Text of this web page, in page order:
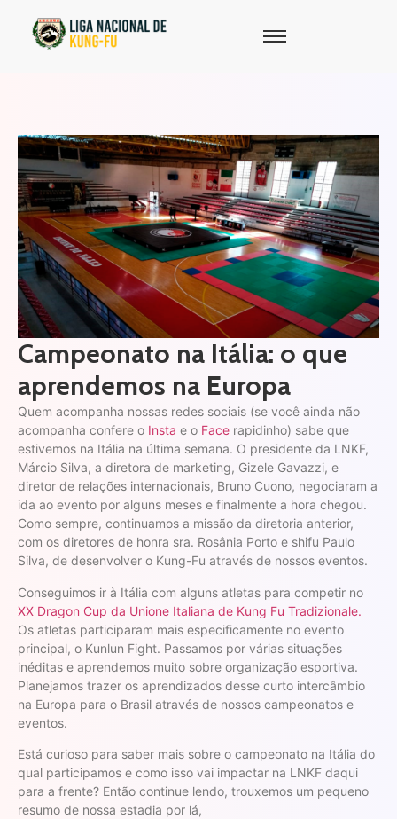
Campeonato na Itália: o que
aprendemos na Europa
Quem acompanha nossas redes sociais (se você ainda não
acompanha confere o Insta e o Face rapidinho) sabe que
estivemos na Itália na última semana. O presidente da LNKF,
Márcio Silva, a diretora de marketing, Gizele Gavazzi, e
diretor de relações internacionais, Bruno Cuono, negociaram a
ida ao evento por alguns meses e finalmente a hora chegou.
Como sempre, continuamos a missão da diretoria anterior,
com os diretores de honra sra. Rosânia Porto e shifu Paulo
Silva, de desenvolver o Kung-Fu através de nossos eventos.
Conseguimos ir à Itália com alguns atletas para competir no
XX Dragon Cup da Unione Italiana de Kung Fu Tradizionale.
Os atletas participaram mais especificamente no evento
principal, o Kunlun Fight. Passamos por várias situações
inéditas e aprendemos muito sobre organização esportiva.
Planejamos trazer os aprendizados desse curto intercâmbio
na Europa para o Brasil através de nossos campeonatos e
eventos.
Está curioso para saber mais sobre o campeonato na Itália do
qual participamos e como isso vai impactar na LNKF daqui
para a frente? Então continue lendo, trouxemos um pequeno
resumo de nossa estadia por lá,